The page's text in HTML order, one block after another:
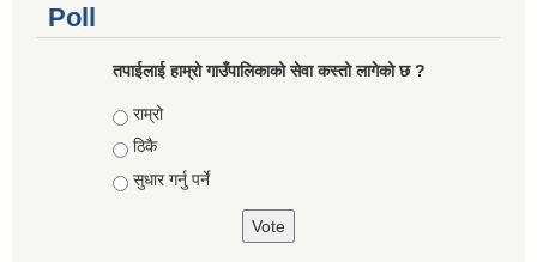
Poll
तपाईलाई हाम्राे गाउँपालिकाको सेवा कस्तो लागेको छ ?
Choices
राम्रो
ठिकै
सुधार गर्नु पर्ने